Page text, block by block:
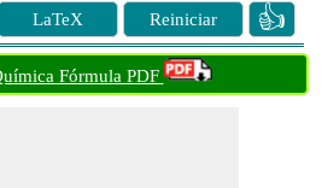
LaTeX Reiniciar 👍
Fórmula PDF